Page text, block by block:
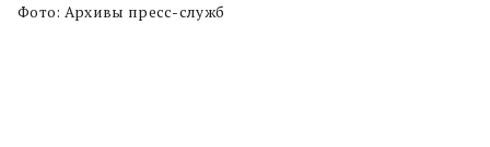
Фото: Архивы пресс-служб